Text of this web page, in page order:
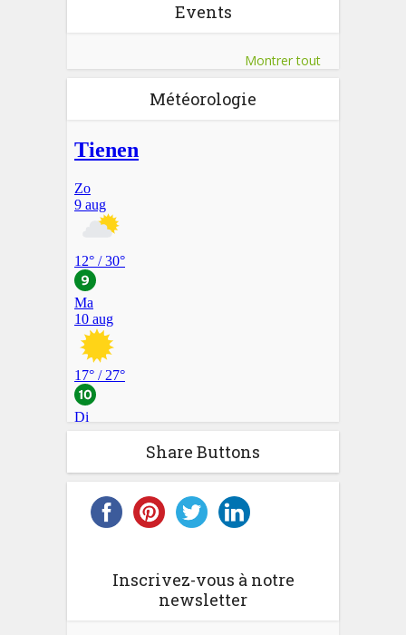
Events
Montrer tout
Météorologie
Share Buttons
Inscrivez-vous à notre
newsletter